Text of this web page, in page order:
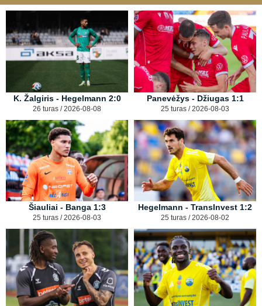
K. Žalgiris - Hegelmann 2:0
26 turas / 2026-08-08
Panevėžys - Džiugas 1:1
25 turas / 2026-08-03
Šiauliai - Banga 1:3
25 turas / 2026-08-03
Hegelmann - TransInvest 1:2
25 turas / 2026-08-02